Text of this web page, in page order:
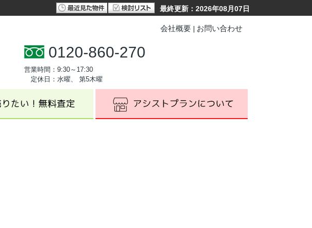
最終更新：2026年08月07日
会社概要 お問い合わせ
0120-860-270
営業時間：9:30～17:30
定休日：水曜、 第5木曜